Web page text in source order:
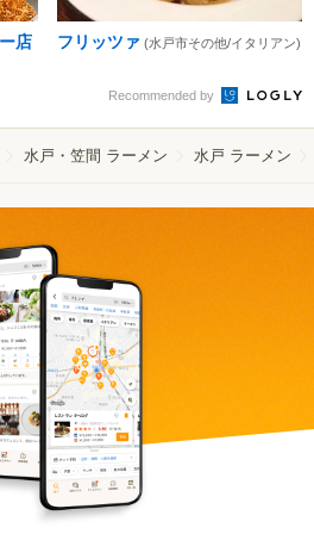
店 フリッツァ (水戸市その他/イタリアン)
Recommended by
水戸・笠間 ラーメン 水戸 ラーメン